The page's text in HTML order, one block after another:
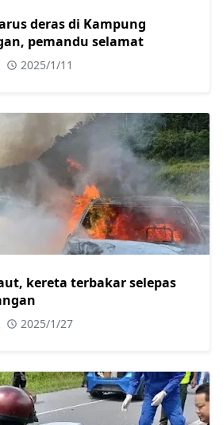
deras di Kampung
pemandu selamat
2025/1/11
kereta terbakar selepas
2025/1/27